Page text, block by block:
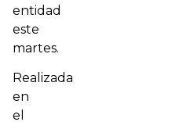
entidad
este
martes.
Realizada
en
el